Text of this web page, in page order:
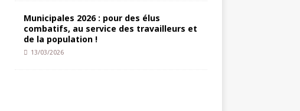
Municipales 2026 : pour des élus
combatifs, au service des travailleurs et
de la population !
13/03/2026